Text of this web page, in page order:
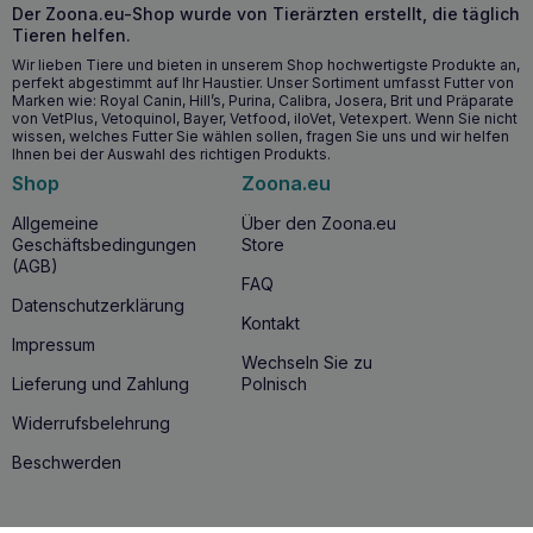
Hundes
Bietet eine optimal ausgewogene Ernährung durch eine
Kombination aus Kroketten und Pastete
Ab wann sollten Sie ROYAL CANIN Exigent
verwenden?
ROYAL CANIN Exigent
lohnt sich, wenn Ihr Hund ein
Das Produkt ist für Hunde mit einem Gewicht von bis zu 10
kg geeignet, unabhängig von ihrem Alter. Es ist ideal für
Hunde, die das Futter anhand von Geruch, Textur und
Stückchengröße beurteilen und sich weigern, ganze
Mahlzeiten zu fressen.
Warum ROYAL CANIN Exigent kaufen?
entwickelt. Die hohe Schmackhaftigkeit sorgt dafür, dass
Nahrungsmittel verweigert haben. Dieses Futter liefert alle
Der Zoona.eu-Shop wurde von Tierärzten erstellt, die täglich
Tieren helfen.
Wir lieben Tiere und bieten in unserem Shop hochwertigste Produkte an,
perfekt abgestimmt auf Ihr Haustier. Unser Sortiment umfasst Futter von
Marken wie: Royal Canin, Hill’s, Purina, Calibra, Josera, Brit und Präparate
von VetPlus, Vetoquinol, Bayer, Vetfood, iloVet, Vetexpert. Wenn Sie nicht
wissen, welches Futter Sie wählen sollen, fragen Sie uns und wir helfen
Ihnen bei der Auswahl des richtigen Produkts.
Shop
Allgemeine
Geschäftsbedingungen
(AGB)
Datenschutzerklärung
Impressum
Lieferung und Zahlung
Widerrufsbelehrung
Beschwerden
Zoona.eu
Über den Zoona.eu
Store
FAQ
Kontakt
Wechseln Sie zu
Polnisch